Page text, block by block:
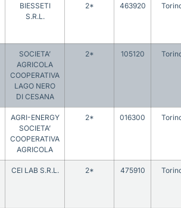
BIESSETI
S.R.L.
2* 463920
SOCIETA’
AGRICOLA
COOPERATIVA
LAGO NERO
DI CESANA
2* 105120
AGRI-ENERGY
SOCIETA’
COOPERATIVA
AGRICOLA
2* 016300
CEI LAB S.R.L. 2* 475910